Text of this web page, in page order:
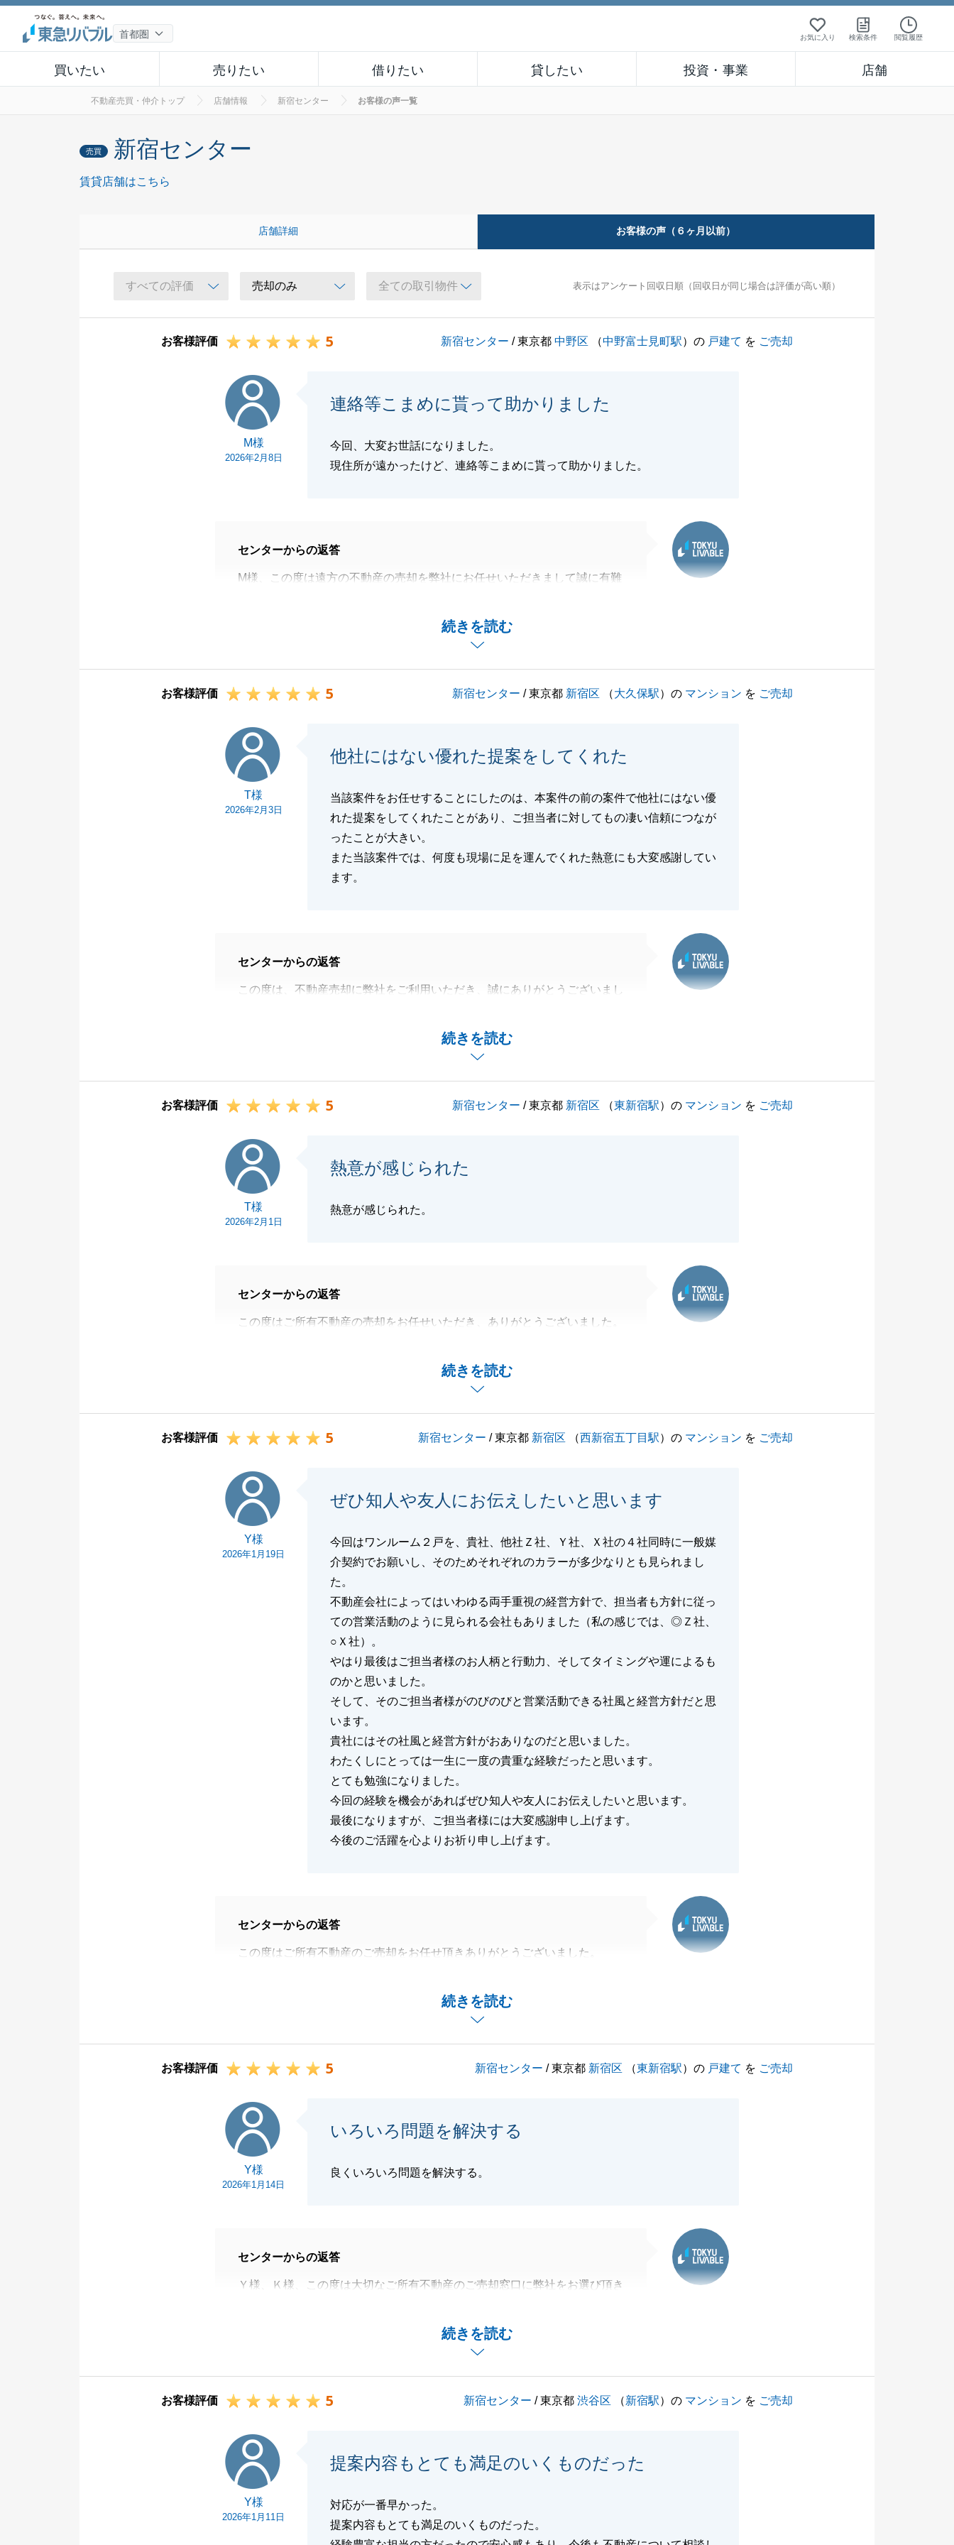
お気に入り 検索条件 閲覧履歴
買いたい 売りたい 借りたい 貸したい 投資・事業 店舗
不動産売買・仲介トップ 店舗情報 新宿センター お客様の声一覧
売買 新宿センター
賃貸店舗はこちら
店舗詳細 お客様の声（６ヶ月以前）
表示はアンケート回収日順（回収日が同じ場合は評価が高い順）
お客様評価 5 新宿センター / 東京都中野区 （中野富士見町駅）の 戸建て を ご売却
M様
2026年2月8日
連絡等こまめに貰って助かりました
今回、大変お世話になりました。
現住所が遠かったけど、連絡等こまめに貰って助かりました。
続きを読む
センターからの返答
M様、この度は遠方の不動産の売却を弊社にお任せいただきまして誠に有難
ご親族も売却・購入の両方でお世話になり大変感謝しております。
また、私からの連絡等がこまめにあった点を評価いただきまして重ねて御礼
閉じる
お客様評価 5 新宿センター / 東京都 新宿区 （大久保駅）の マンション を ご売却
T様
2026年2月3日
他社にはない優れた提案をしてくれた
当該案件をお任せすることにしたのは、本案件の前の案件で他社にはない優
れた提案をしてくれたことがあり、ご担当者に対してもの凄い信頼につなが
ったことが大きい。
また当該案件では、何度も現場に足を運んでくれた熱意にも大変感謝してい
ます。
続きを読む
センターからの返答
この度は、不動産売却に弊社をご利用いただき、誠にありがとうございまし
この度のお取引を通じ、T様のご不安を解消することができ、本当に良かっ
ご連絡、心よりお待ち申し上げております。
お客様評価 5 新宿センター / 東京都 新宿区 （東新宿駅）の マンション を ご売却
T様
2026年2月1日
熱意が感じられた
熱意が感じられた。
続きを読む
センターからの返答
この度はご所有不動産の売却をお任せいただき、ありがとうございました。
不動産に関するご相談事がございましたら、些細なことでも構いませんの
お客様評価 5 新宿センター / 東京都 新宿区 （西新宿五丁目駅）の マンション を ご売却
Y様
2026年1月19日
ぜひ知人や友人にお伝えしたいと思います
今回はワンルーム２戸を、貴社、他社Ｚ社、Ｙ社、Ｘ社の４社同時に一般媒
介契約でお願いし、そのためそれぞれのカラーが多少なりとも見られまし
た。
不動産会社によってはいわゆる両手重視の経営方針で、担当者も方針に従っ
ての営業活動のように見られる会社もありました（私の感じでは、◎Ｚ社、
○Ｘ社）。
やはり最後はご担当者様のお人柄と行動力、そしてタイミングや運によるも
のかと思いました。
そして、そのご担当者様がのびのびと営業活動できる社風と経営方針だと思
います。
貴社にはその社風と経営方針がおありなのだと思いました。
わたくしにとっては一生に一度の貴重な経験だったと思います。
とても勉強になりました。
今回の経験を機会があればぜひ知人や友人にお伝えしたいと思います。
最後になりますが、ご担当者様には大変感謝申し上げます。
今後のご活躍を心よりお祈り申し上げます。
続きを読む
センターからの返答
この度はご所有不動産のご売却をお任せ頂きありがとうございました。
私自身、非常に喜ばしく思っております。
閉じる
お客様評価 5 新宿センター / 東京都 新宿区 （東新宿駅）の 戸建て を ご売却
Y様
2026年1月14日
いろいろ問題を解決する
良くいろいろ問題を解決する。
続きを読む
センターからの返答
Ｙ様、Ｋ様、この度は大切なご所有不動産のご売却窓口に弊社をお選び頂き
また、ご多忙の中アンケートにご協力頂き誠にありがとうございます。
ご契約から残代金決済まで年末年始もはさむ短いスケジュールではございま
改めて深く感謝申し上げます。ありがとうございました。
この度はありがとうございました。今後とも宜しくお願いいたします。
閉じる
お客様評価 5 新宿センター / 東京都渋谷区 （新宿駅）の マンション を ご売却
Y様
2026年1月11日
提案内容もとても満足のいくものだった
対応が一番早かった。
提案内容もとても満足のいくものだった。